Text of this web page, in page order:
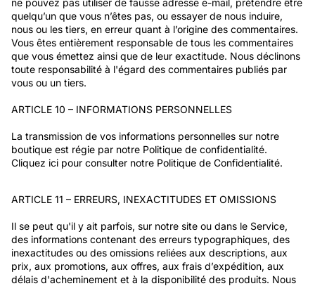
ne pouvez pas utiliser de fausse adresse e-mail, prétendre être
quelqu’un que vous n’êtes pas, ou essayer de nous induire,
nous ou les tiers, en erreur quant à l’origine des commentaires.
Vous êtes entièrement responsable de tous les commentaires
que vous émettez ainsi que de leur exactitude. Nous déclinons
toute responsabilité à l'égard des commentaires publiés par
vous ou un tiers.
ARTICLE 10 – INFORMATIONS PERSONNELLES
La transmission de vos informations personnelles sur notre
boutique est régie par notre Politique de confidentialité.
Cliquez ici pour consulter notre Politique de Confidentialité.
ARTICLE 11 – ERREURS, INEXACTITUDES ET OMISSIONS
Il se peut qu'il y ait parfois, sur notre site ou dans le Service,
des informations contenant des erreurs typographiques, des
inexactitudes ou des omissions reliées aux descriptions, aux
prix, aux promotions, aux offres, aux frais d’expédition, aux
délais d'acheminement et à la disponibilité des produits. Nous